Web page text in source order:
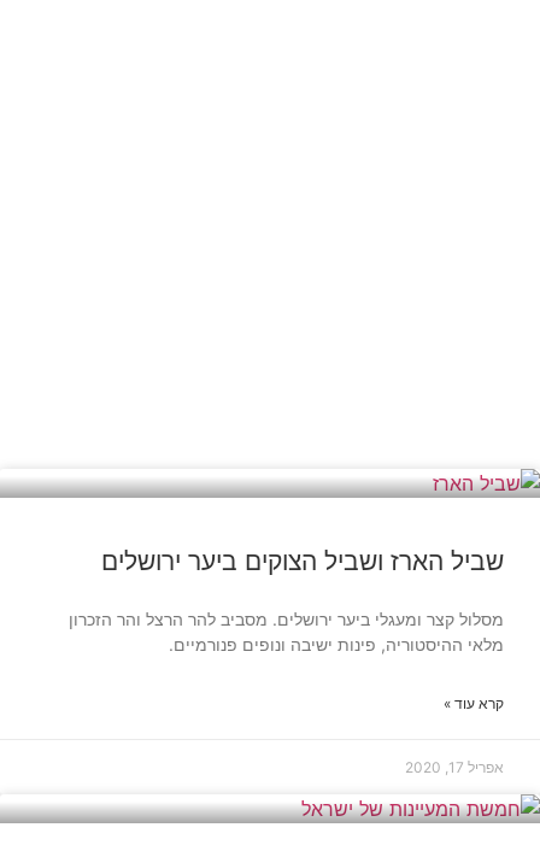
שביל הארז ושביל הצוקים ביער ירושלים
מסלול קצר ומעגלי ביער ירושלים. מסביב להר הרצל והר הזכרון
מלאי ההיסטוריה, פינות ישיבה ונופים פנורמיים.
קרא עוד »
אפריל 17, 2020